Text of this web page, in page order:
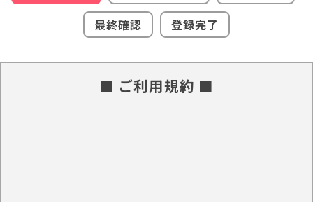
最終確認
登録完了
■ ご利用規約 ■